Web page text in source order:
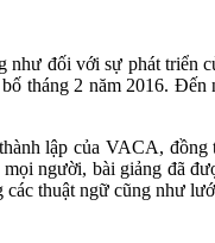
đối với sự phát
tháng 2 năm 2016.
lập của VACA,
người, bài giảng đã
thuật ngữ cũng như